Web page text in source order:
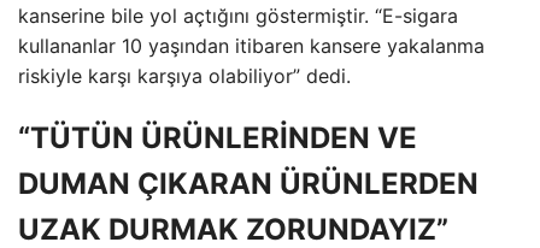
kanserine bile yol açtığını göstermiştir. “E-sigara
kullananlar 10 yaşından itibaren kansere yakalanma
riskiyle karşı karşıya olabiliyor” dedi.
“TÜTÜN ÜRÜNLERİNDEN VE
DUMAN ÇIKARAN ÜRÜNLERDEN
UZAK DURMAK ZORUNDAYIZ”